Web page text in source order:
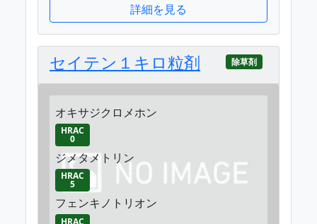
詳細を見る
セイテン１キロ粒剤 除草剤
オキサジクロメホン
HRAC
0
ジメタメトリン
HRAC
5
フェンキノトリオン
HRAC